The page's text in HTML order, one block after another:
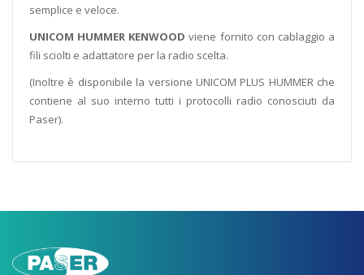
semplice e veloce.
UNICOM HUMMER KENWOODviene fornito con cablaggio a
fili sciolti e adattatore per la radio scelta.
(Inoltre è disponibile la versione UNICOM PLUS HUMMER che
contiene al suo interno tutti i protocolli radio conosciuti da
Paser).